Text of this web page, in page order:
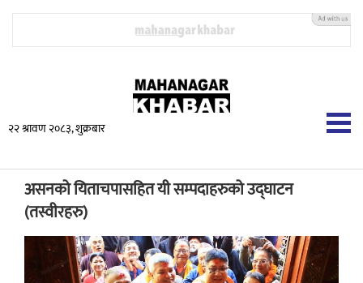
२२ श्रावण २०८३, शुक्रबार
असनको यिताचपासहित यी सम्पदाहरुको उद्घाटन
(तस्वीरहरु)